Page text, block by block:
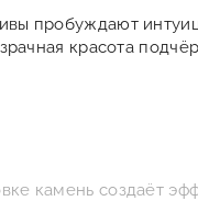
пробуждают
красота
камень создаёт